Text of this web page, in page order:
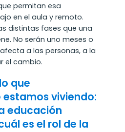
permitan esa
en el aula y remoto.
distintas fases que una
No serán uno meses o
a las personas, a la
el cambio.
que
viviendo:
educación
es el rol de la